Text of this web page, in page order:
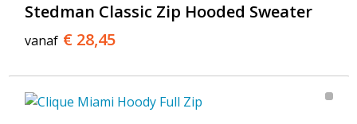
Stedman Classic Zip Hooded Sweater
vanaf € 28,45